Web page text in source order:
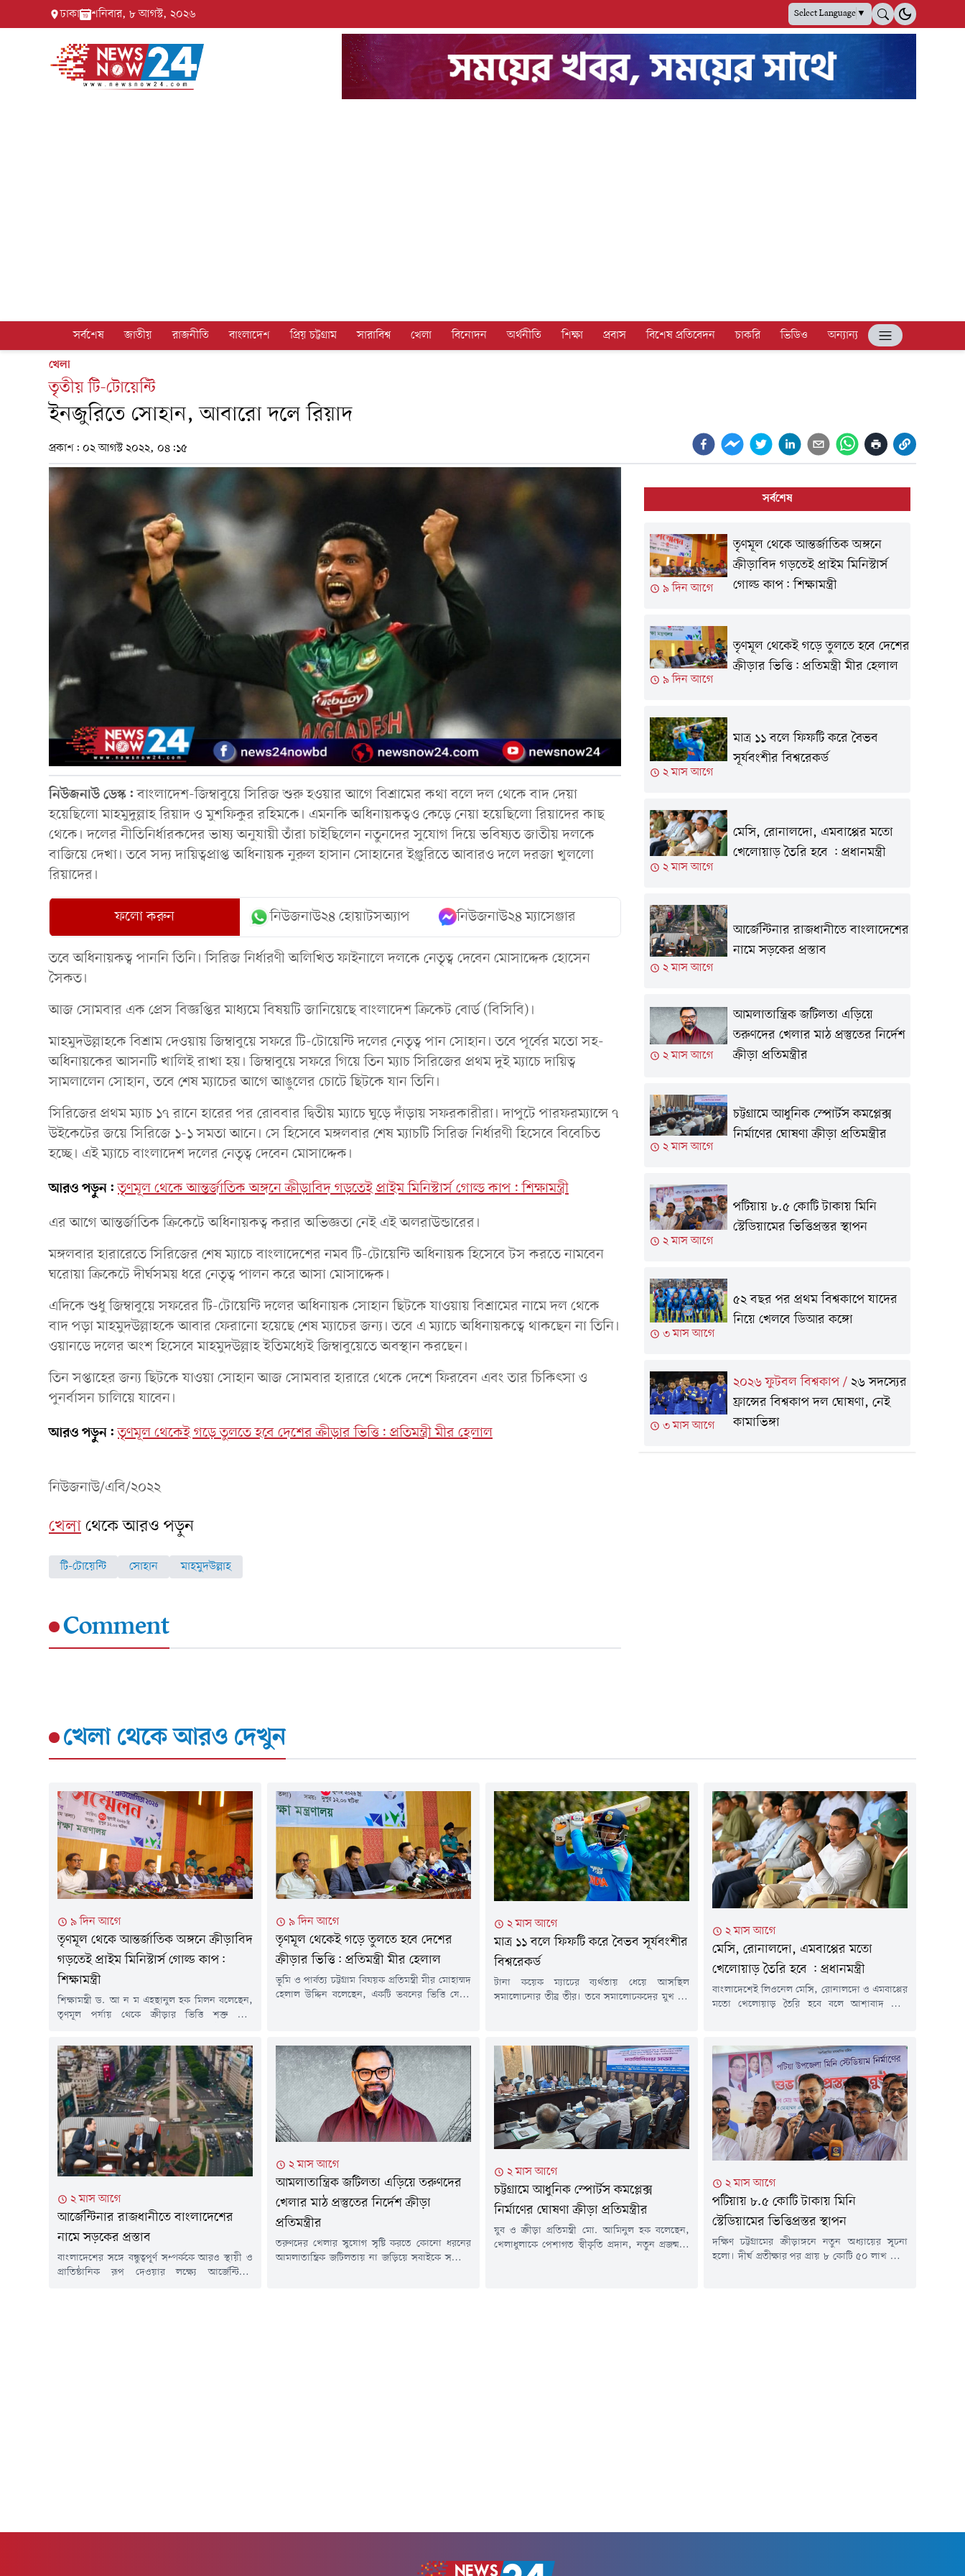
ঢাকা শনিবার, ৮ আগস্ট, ২০২৬ Select Language▼
সর্বশেষ জাতীয় রাজনীতি বাংলাদেশ প্রিয় চট্টগ্রাম সারাবিশ্ব খেলা বিনোদন অর্থনীতি শিক্ষা প্রবাস বিশেষ প্রতিবেদন চাকরি ভিডিও
অন্যান্য
খেলা
তৃতীয় টি-টোয়েন্টি
ইনজুরিতে সোহান, আবারো দলে রিয়াদ
প্রকাশ: ০২ আগস্ট ২০২২, ০৪:১৫
নিউজনাউ ডেস্ক:বাংলাদেশ-জিম্বাবুয়ে সিরিজ শুরু হওয়ার আগে বিশ্রামের কথা বলে দল থেকে বাদ দেয়া
হয়েছিলো মাহমুদুল্লাহ রিয়াদ ও মুশফিকুর রহিমকে। এমনকি অধিনায়কত্বও কেড়ে নেয়া হয়েছিলো রিয়াদের কাছ
থেকে। দলের নীতিনির্ধারকদের ভাষ্য অনুযায়ী তাঁরা চাইছিলেন নতুনদের সুযোগ দিয়ে ভবিষ্যত জাতীয় দলকে
বাজিয়ে দেখা। তবে সদ্য দায়িত্বপ্রাপ্ত অধিনায়ক নুরুল হাসান সোহানের ইঞ্জুরিতে আবারও দলে দরজা খুললো
রিয়াদের।
ফলো করুন নিউজনাউ২৪ হোয়াটসঅ্যাপ নিউজনাউ২৪ ম্যাসেঞ্জার
তবে অধিনায়কত্ব পাননি তিনি। সিরিজ নির্ধারণী অলিখিত ফাইনালে দলকে নেতৃত্ব দেবেন মোসাদ্দেক হোসেন
সৈকত।
আজ সোমবার এক প্রেস বিজ্ঞপ্তির মাধ্যমে বিষয়টি জানিয়েছে বাংলাদেশ ক্রিকেট বোর্ড (বিসিবি)।
মাহমুদউল্লাহকে বিশ্রাম দেওয়ায় জিম্বাবুয়ে সফরে টি-টোয়েন্টি দলের নেতৃত্ব পান সোহান। তবে পূর্বের মতো সহ-
অধিনায়কের আসনটি খালিই রাখা হয়। জিম্বাবুয়ে সফরে গিয়ে তিন ম্যাচ সিরিজের প্রথম দুই ম্যাচে দায়িত্ব
সামলালেন সোহান, তবে শেষ ম্যাচের আগে আঙুলের চোটে ছিটকে যান তিনি।
সিরিজের প্রথম ম্যাচ ১৭ রানে হারের পর রোববার দ্বিতীয় ম্যাচে ঘুড়ে দাঁড়ায় সফরকারীরা। দাপুটে পারফরম্যান্সে ৭
উইকেটের জয়ে সিরিজে ১-১ সমতা আনে। সে হিসেবে মঙ্গলবার শেষ ম্যাচটি সিরিজ নির্ধারণী হিসেবে বিবেচিত
হচ্ছে। এই ম্যাচে বাংলাদেশ দলের নেতৃত্ব দেবেন মোসাদ্দেক।
আরও পড়ুন: তৃণমূল থেকে আন্তর্জাতিক অঙ্গনে ক্রীড়াবিদ গড়তেই প্রাইম মিনিস্টার্স গোল্ড কাপ: শিক্ষামন্ত্রী
এর আগে আন্তর্জাতিক ক্রিকেটে অধিনায়কত্ব করার অভিজ্ঞতা নেই এই অলরাউন্ডারের।
মঙ্গলবার হারারেতে সিরিজের শেষ ম্যাচে বাংলাদেশের নমব টি-টোয়েন্টি অধিনায়ক হিসেবে টস করতে নামবেন
ঘরোয়া ক্রিকেটে দীর্ঘসময় ধরে নেতৃত্ব পালন করে আসা মোসাদ্দেক।
এদিকে শুধু জিম্বাবুয়ে সফরের টি-টোয়েন্টি দলের অধিনায়ক সোহান ছিটকে যাওয়ায় বিশ্রামের নামে দল থেকে
বাদ পড়া মাহমুদউল্লাহকে আবার ফেরানো হয়েছে শেষ ম্যাচের জন্য। তবে এ ম্যাচে অধিনায়কত্বে থাকছেন না তিনি।
ওয়ানডে দলের অংশ হিসেবে মাহমুদউল্লাহ ইতিমধ্যেই জিম্বাবুয়েতে অবস্থান করছেন।
তিন সপ্তাহের জন্য ছিটকে যাওয়া সোহান আজ সোমবার হারারে থেকে দেশে ফিরবেন এবং তার চিকিৎসা ও
পুনর্বাসন চালিয়ে যাবেন।
আরও পড়ুন: তৃণমূল থেকেই গড়ে তুলতে হবে দেশের ক্রীড়ার ভিত্তি: প্রতিমন্ত্রী মীর হেলাল
নিউজনাউ/এবি/২০২২
খেলাথেকে আরও পড়ুন
টি-টোয়েন্টি সোহান মাহমুদউল্লাহ
Comment
সর্বশেষ
৯ দিন আগে
তৃণমূল থেকে আন্তর্জাতিক অঙ্গনে
ক্রীড়াবিদ গড়তেই প্রাইম মিনিস্টার্স
গোল্ড কাপ: শিক্ষামন্ত্রী
৯ দিন আগে
তৃণমূল থেকেই গড়ে তুলতে হবে দেশের
ক্রীড়ার ভিত্তি: প্রতিমন্ত্রী মীর হেলাল
২ মাস আগে
মাত্র ১১ বলে ফিফটি করে বৈভব
সূর্যবংশীর বিশ্বরেকর্ড
২ মাস আগে
মেসি, রোনালদো, এমবাপ্পের মতো
খেলোয়াড় তৈরি হবে : প্রধানমন্ত্রী
২ মাস আগে
আর্জেন্টিনার রাজধানীতে বাংলাদেশের
নামে সড়কের প্রস্তাব
২ মাস আগে
আমলাতান্ত্রিক জটিলতা এড়িয়ে
তরুণদের খেলার মাঠ প্রস্তুতের নির্দেশ
ক্রীড়া প্রতিমন্ত্রীর
২ মাস আগে
চট্টগ্রামে আধুনিক স্পোর্টস কমপ্লেক্স
নির্মাণের ঘোষণা ক্রীড়া প্রতিমন্ত্রীর
২ মাস আগে
পটিয়ায় ৮.৫ কোটি টাকায় মিনি
স্টেডিয়ামের ভিত্তিপ্রস্তর স্থাপন
৩ মাস আগে
৫২ বছর পর প্রথম বিশ্বকাপে যাদের
নিয়ে খেলবে ডিআর কঙ্গো
৩ মাস আগে
২০২৬ ফুটবল বিশ্বকাপ/ ২৬ সদস্যের
ফ্রান্সের বিশ্বকাপ দল ঘোষণা, নেই
কামাভিঙ্গা
খেলাথেকে আরও দেখুন
৯ দিন আগে
তৃণমূল থেকে আন্তর্জাতিক অঙ্গনে ক্রীড়াবিদ
গড়তেই প্রাইম মিনিস্টার্স গোল্ড কাপ:
শিক্ষামন্ত্রী
শিক্ষামন্ত্রী ড. আ ন ম এহছানুল হক মিলন বলেছেন,
তৃণমূল পর্যায় থেকে ক্রীড়ার ভিত্তি শক্ত করে
লক্ষ্যেই প্রাইম মিনিস্টার্স গোল্ড কাপ টুর্নামেন্ট
আয়োজন করা হচ্ছে। শিক্ষা ও খেলাধুলার সমন্বয়ের
মাধ্যমে সুস্থ, দক্ষ ও মেধাবী প্রজন্ম গড়ে তোলাই এ
আয়োজনের মূল উদ্দেশ্য।বৃহস্পতিবার (৩০ জুলাই)
দুপুরে চট্টগ্রাম...
৯ দিন আগে
তৃণমূল থেকেই গড়ে তুলতে হবে দেশের
ক্রীড়ার ভিত্তি: প্রতিমন্ত্রী মীর হেলাল
ভূমি ও পার্বত্য চট্টগ্রাম বিষয়ক প্রতিমন্ত্রী মীর মোহাম্মদ
হেলাল উদ্দিন বলেছেন, একটি ভবনের ভিত্তি যেমন
দুপুরে চট্টগ্রাম প্রেস ক্লাবের জুলাই বিপ্লব হলে মিনিস্টার্স
গোল্ড কাপ টুর্নামেন্ট উপলক্ষে আয়োজিত সংবাদ...
২ মাস আগে
মাত্র ১১ বলে ফিফটি করে বৈভব সূর্যবংশীর
বিশ্বরেকর্ড
টানা কয়েক ম্যাচের ব্যর্থতায় ধেয়ে আসছিল
সমালোচনার তীব্র তীর। তবে সমালোচকদের মুখ বন্ধ
করে লিস্ট 'এ' ক্রিকেটের ইতিহাসে মাত্র ১১ বলে
দ্রুততম ফিফটি করার মহাকীর্তি ও বিশ্বরেকর্ড গড়েছেন
১৫...
২ মাস আগে
মেসি, রোনালদো, এমবাপ্পের মতো
খেলোয়াড় তৈরি হবে : প্রধানমন্ত্রী
বাংলাদেশেই লিওনেল মেসি, রোনালদো ও এমবাপ্পের
মতো খেলোয়াড় তৈরি হবে বলে আশাবাদ ব্যক্ত
হবে।'শনিবার (২০ জুন) বিকেলে রাজধানীর আর্মি
স্টেডিয়ামে প্রাথমিক বিদ্যালয় গোল্ডকাপ ফুটবল
টুর্নামেন্টের পুরস্কার বিতরণী অনুষ্ঠানে বক্তব্য রাখেন
সরকারপ্রধান।প্রধানমন্ত্রী বলেন, 'আমাদের নির্বাচনী
প্রতিশ্রুতি ছিল, শিশুদের জন্য...
২ মাস আগে
আর্জেন্টিনার রাজধানীতে বাংলাদেশের
নামে সড়কের প্রস্তাব
বাংলাদেশের সঙ্গে বন্ধুত্বপূর্ণ সম্পর্ককে আরও স্থায়ী ও
প্রাতিষ্ঠানিক রূপ দেওয়ার লক্ষ্যে আর্জেন্টিনার
২ মাস আগে
আমলাতান্ত্রিক জটিলতা এড়িয়ে তরুণদের
খেলার মাঠ প্রস্তুতের নির্দেশ ক্রীড়া
প্রতিমন্ত্রীর
তরুণদের খেলার সুযোগ সৃষ্টি করতে কোনো ধরনের
আমলাতান্ত্রিক জটিলতায় না জড়িয়ে সবাইকে সর্বোচ্চ
২ মাস আগে
চট্টগ্রামে আধুনিক স্পোর্টস কমপ্লেক্স
নির্মাণের ঘোষণা ক্রীড়া প্রতিমন্ত্রীর
যুব ও ক্রীড়া প্রতিমন্ত্রী মো. আমিনুল হক বলেছেন,
খেলাধুলাকে পেশাগত স্বীকৃতি প্রদান, নতুন প্রজন্মকে
২ মাস আগে
পটিয়ায় ৮.৫ কোটি টাকায় মিনি
স্টেডিয়ামের ভিত্তিপ্রস্তর স্থাপন
দক্ষিণ চট্টগ্রামের ক্রীড়াঙ্গনে নতুন অধ্যায়ের সূচনা
হলো। দীর্ঘ প্রতীক্ষার পর প্রায় ৮ কোটি ৫০ লাখ টাকা